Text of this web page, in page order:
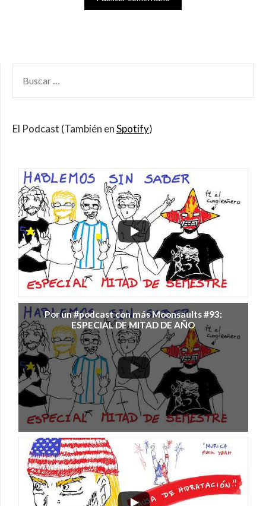
POR:
El Podcast (También enSpotify)
Por un #podcast con más Moonsaults #93:
ESPECIAL DE MITAD DE AÑO